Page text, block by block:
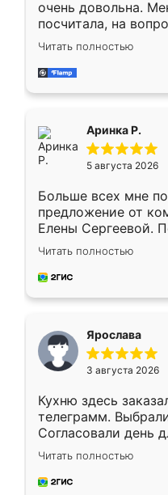
очень довольна.
посчитала, на
Замерщик приехал
делу со всей
за день, ребята
Читать полностью
Аринка Р.
5 августа 2026
Больше всех мне
предложение от
Елены Сергеевой.
короткие сроки
для замера
предложил по
Читать полностью
Ярослава
3 августа 2026
Кухню здесь
телеграмм.
Согласовали день
недели кухня была
довольны работой.
мебель за
Читать полностью